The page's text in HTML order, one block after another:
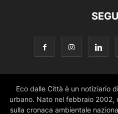
Eco dalle Città è un notiziario
urbano. Nato nel febbraio
sulla cronaca ambientale